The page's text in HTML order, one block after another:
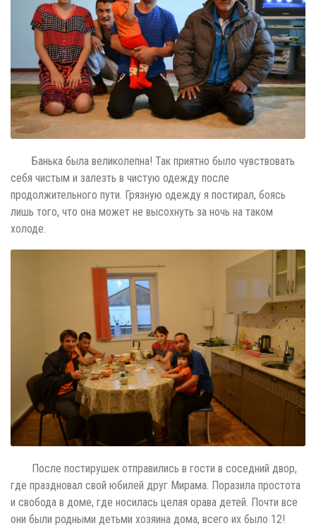
Банька была великолепна! Так приятно было чувствовать
себя чистым и залезть в чистую одежду после
продолжительного пути. Грязную одежду я постирал, боясь
лишь того, что она может не высохнуть за ночь на таком
холоде.
После постирушек отправились в гости в соседний двор,
где праздновал свой юбилей друг Мирама. Поразила простота
и свобода в доме, где носилась целая орава детей. Почти все
они были родными детьми хозяина дома, всего их было 12!